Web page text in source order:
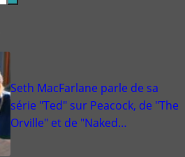
Seth MacFarlane parle de sa
série "Ted" sur Peacock, de "The
Orville" et de "Naked…